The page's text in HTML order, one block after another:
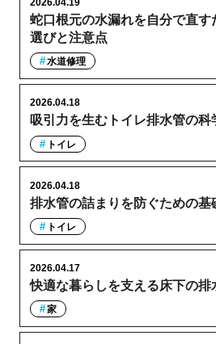
蛇口根元の水漏れを自分で直す
選びと注意点
2026.04.19
水道修理
吸引力を生むトイレ排水管の科
2026.04.18
トイレ
排水管の詰まりを防ぐための基
2026.04.18
トイレ
快適な暮らしを支える床下の排
2026.04.17
家